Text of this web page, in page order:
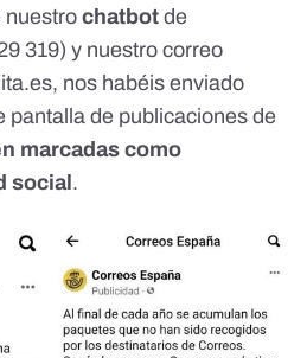
nuestro chatbot de
319) y nuestro correo
, nos habéis enviado
pantalla de publicaciones de
marcadas como
social .